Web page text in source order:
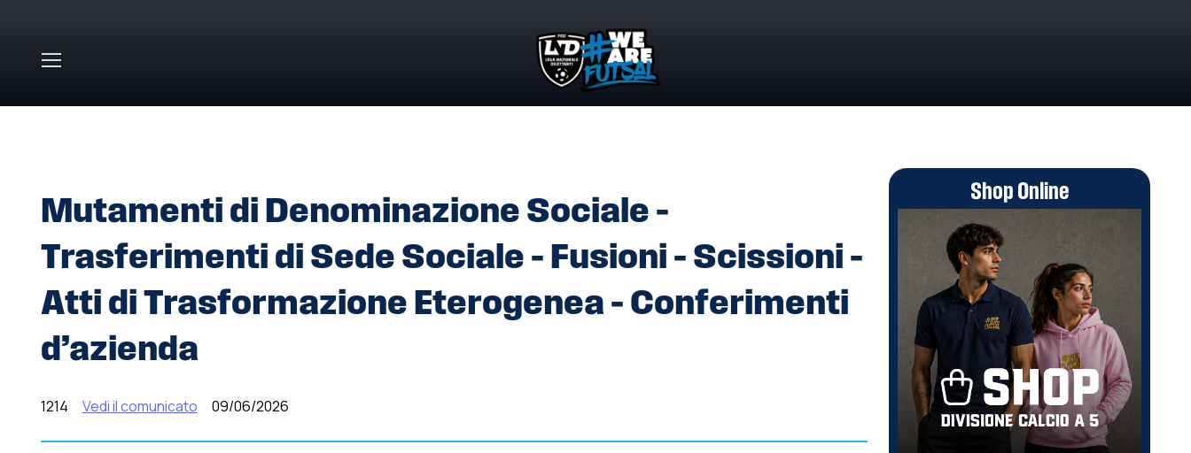
Mutamenti di Denominazione Sociale –
Trasferimenti di Sede Sociale – Fusioni – Scissioni –
Atti di Trasformazione Eterogenea – Conferimenti
d’azienda
1214 Vedi il comunicato 09/06/2026
Shop Online